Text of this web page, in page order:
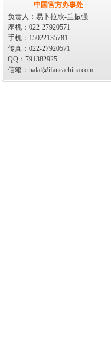
中国官方办事处
负责人：易卜拉欣-兰振强
座机：022-27920571
手机：15022135781
传真：022-27920571
QQ：791382925
信箱：halal@ifancachina.com